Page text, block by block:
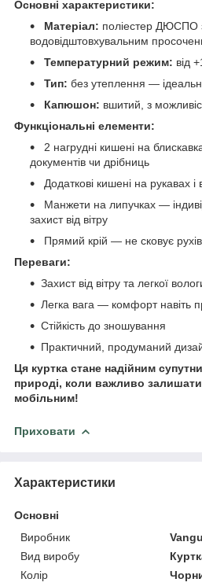
Основні характеристики:
Матеріал: поліестер ДЮСПО
водовідштовхувальним
Температурний режим: від
Тип: без утеплення —
Капюшон: вшитий, з
Функціональні елементи:
2 нагрудні кишені на
документів чи дрібниць
Додаткові кишені на рукавах і
Манжети на липучках —
захист від вітру
Прямий крій — не сковує рухів
Переваги:
Захист від вітру та легкої
Легка вага — комфорт навіть
Стійкість до зношування
Практичний, продуманий
Ця куртка стане надійним
природі, коли важливо
мобільним!
Приховати
Характеристики
Основні
Виробник
Вид виробу
Колір